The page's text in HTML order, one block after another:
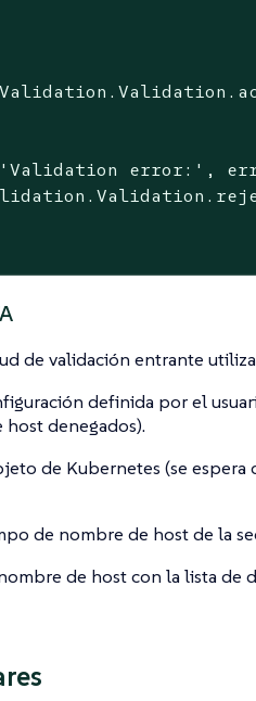
'Validation error:' ,
de validación entrante
definida por el
denegados).
de Kubernetes (se espera
de nombre de host de la
de host con la lista de